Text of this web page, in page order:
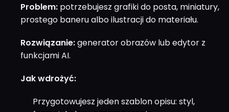
Problem: potrzebujesz grafiki do posta, miniatury,
prostego baneru albo ilustracji do materiału.
Rozwiązanie:generator obrazów lub edytor z
funkcjami AI.
Jak wdrożyć:
Przygotowujesz jeden szablon opisu: styl,